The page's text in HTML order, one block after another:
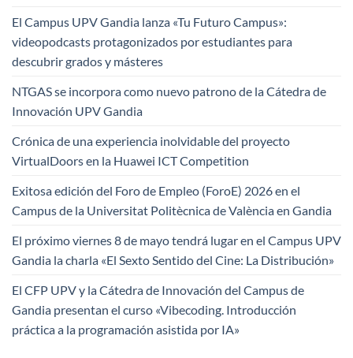
El Campus UPV Gandia lanza «Tu Futuro Campus»:
videopodcasts protagonizados por estudiantes para
descubrir grados y másteres
NTGAS se incorpora como nuevo patrono de la Cátedra de
Innovación UPV Gandia
Crónica de una experiencia inolvidable del proyecto
VirtualDoors en la Huawei ICT Competition
Exitosa edición del Foro de Empleo (ForoE) 2026 en el
Campus de la Universitat Politècnica de València en Gandia
El próximo viernes 8 de mayo tendrá lugar en el Campus UPV
Gandia la charla «El Sexto Sentido del Cine: La Distribución»
El CFP UPV y la Cátedra de Innovación del Campus de
Gandia presentan el curso «Vibecoding. Introducción
práctica a la programación asistida por IA»